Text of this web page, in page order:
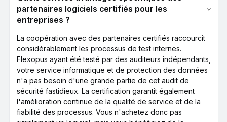
partenaires logiciels certifiés pour les
entreprises ?
La coopération avec des partenaires certifiés raccourcit
considérablement les processus de test internes.
Flexopus ayant été testé par des auditeurs indépendants,
votre service informatique et de protection des données
n'a pas besoin d'une grande partie de cet audit de
sécurité fastidieux. La certification garantit également
l'amélioration continue de la qualité de service et de la
fiabilité des processus. Vous n'achetez donc pas